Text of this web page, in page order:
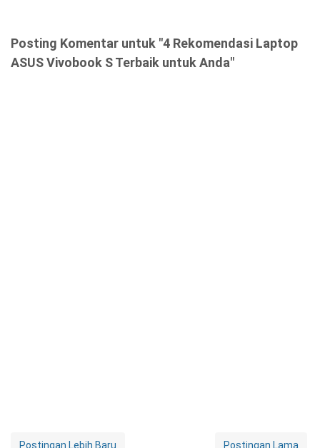
Posting Komentar untuk "4 Rekomendasi Laptop
ASUS Vivobook S Terbaik untuk Anda"
Postingan Lebih Baru Postingan Lama